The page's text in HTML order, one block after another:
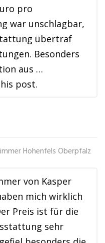
pro
war unschlagbar,
übertraf
Besonders
aus …
post.
Hohenfels Oberpfalz
von Kasper
mich wirklich
Preis ist für die
sehr